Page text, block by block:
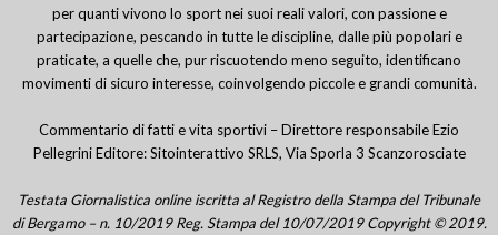
per quanti vivono lo sport nei suoi reali valori, con passione e
partecipazione, pescando in tutte le discipline, dalle più popolari e
praticate, a quelle che, pur riscuotendo meno seguito, identificano
movimenti di sicuro interesse, coinvolgendo piccole e grandi comunità.
Commentario di fatti e vita sportivi – Direttore responsabile Ezio
Pellegrini Editore: Sitointerattivo SRLS, Via Sporla 3 Scanzorosciate
Testata Giornalistica online iscritta al Registro della Stampa del Tribunale
di Bergamo – n. 10/2019 Reg. Stampa del 10/07/2019 Copyright © 2019.